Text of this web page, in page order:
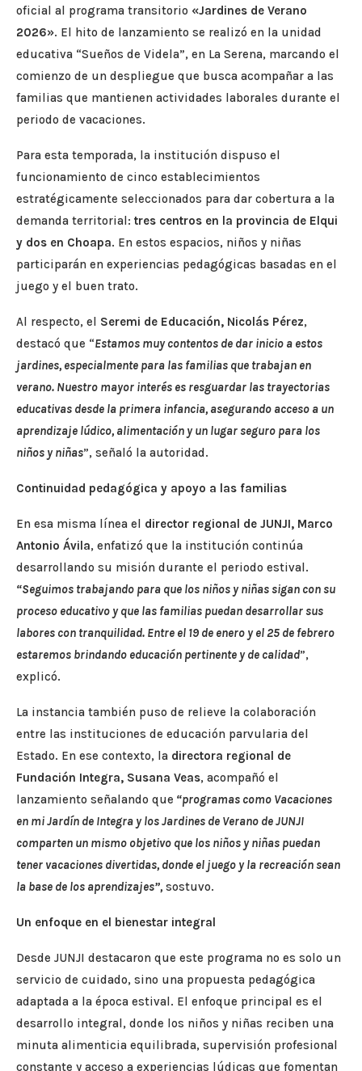
oficial al programa transitorio «Jardines de Verano
2026». El hito de lanzamiento se realizó en la unidad
educativa “Sueños de Videla”, en La Serena, marcando el
comienzo de un despliegue que busca acompañar a las
familias que mantienen actividades laborales durante el
periodo de vacaciones.
Para esta temporada, la institución dispuso el
funcionamiento de cinco establecimientos
estratégicamente seleccionados para dar cobertura a la
demanda territorial: tres centros en la provincia de Elqui
y dos en Choapa. En estos espacios, niños y niñas
participarán en experiencias pedagógicas basadas en el
juego y el buen trato.
Al respecto, el Seremi de Educación, Nicolás Pérez,
destacó que “Estamos muy contentos de dar inicio a estos
jardines, especialmente para las familias que trabajan en
verano. Nuestro mayor interés es resguardar las trayectorias
educativas desde la primera infancia, asegurando acceso a un
aprendizaje lúdico, alimentación y un lugar seguro para los
niños y niñas”, señaló la autoridad.
Continuidad pedagógica y apoyo a las familias
En esa misma línea el director regional de JUNJI, Marco
Antonio Ávila, enfatizó que la institución continúa
desarrollando su misión durante el periodo estival.
“Seguimos trabajando para que los niños y niñas sigan con su
proceso educativo y que las familias puedan desarrollar sus
labores con tranquilidad. Entre el 19 de enero y el 25 de febrero
estaremos brindando educación pertinente y de calidad”,
explicó.
La instancia también puso de relieve la colaboración
entre las instituciones de educación parvularia del
Estado. En ese contexto, la directora regional de
Fundación Integra, Susana Veas, acompañó el
lanzamiento señalando que “programas como Vacaciones
en mi Jardín de Integra y los Jardines de Verano de JUNJI
comparten un mismo objetivo que los niños y niñas puedan
tener vacaciones divertidas, donde el juego y la recreación sean
la base de los aprendizajes”, sostuvo.
Un enfoque en el bienestar integral
Desde JUNJI destacaron que este programa no es solo un
servicio de cuidado, sino una propuesta pedagógica
adaptada a la época estival. El enfoque principal es el
desarrollo integral, donde los niños y niñas reciben una
minuta alimenticia equilibrada, supervisión profesional
constante y acceso a experiencias lúdicas que fomentan